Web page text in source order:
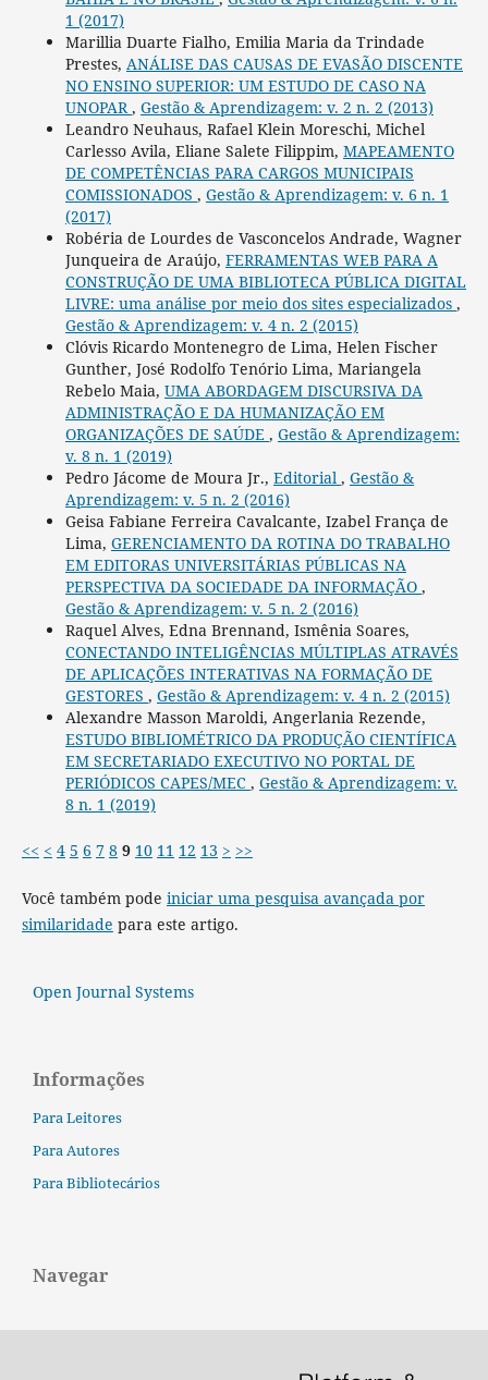
1 (2017)
Marillia Duarte Fialho, Emilia Maria da Trindade
Prestes, ANÁLISE DAS CAUSAS DE EVASÃO DISCENTE
NO ENSINO SUPERIOR: UM ESTUDO DE CASO NA
UNOPAR , Gestão & Aprendizagem: v. 2 n. 2 (2013)
Leandro Neuhaus, Rafael Klein Moreschi, Michel
Carlesso Avila, Eliane Salete Filippim, MAPEAMENTO
DE COMPETÊNCIAS PARA CARGOS MUNICIPAIS
COMISSIONADOS , Gestão & Aprendizagem: v. 6 n. 1
(2017)
Robéria de Lourdes de Vasconcelos Andrade, Wagner
Junqueira de Araújo, FERRAMENTAS WEB PARA A
CONSTRUÇÃO DE UMA BIBLIOTECA PÚBLICA DIGITAL
LIVRE: uma análise por meio dos sites especializados ,
Gestão & Aprendizagem: v. 4 n. 2 (2015)
Clóvis Ricardo Montenegro de Lima, Helen Fischer
Gunther, José Rodolfo Tenório Lima, Mariangela
Rebelo Maia, UMA ABORDAGEM DISCURSIVA DA
ADMINISTRAÇÃO E DA HUMANIZAÇÃO EM
ORGANIZAÇÕES DE SAÚDE , Gestão & Aprendizagem:
v. 8 n. 1 (2019)
Pedro Jácome de Moura Jr., Editorial , Gestão &
Aprendizagem: v. 5 n. 2 (2016)
Geisa Fabiane Ferreira Cavalcante, Izabel França de
Lima, GERENCIAMENTO DA ROTINA DO TRABALHO
EM EDITORAS UNIVERSITÁRIAS PÚBLICAS NA
PERSPECTIVA DA SOCIEDADE DA INFORMAÇÃO ,
Gestão & Aprendizagem: v. 5 n. 2 (2016)
Raquel Alves, Edna Brennand, Ismênia Soares,
CONECTANDO INTELIGÊNCIAS MÚLTIPLAS ATRAVÉS
DE APLICAÇÕES INTERATIVAS NA FORMAÇÃO DE
GESTORES , Gestão & Aprendizagem: v. 4 n. 2 (2015)
Alexandre Masson Maroldi, Angerlania Rezende,
ESTUDO BIBLIOMÉTRICO DA PRODUÇÃO CIENTÍFICA
EM SECRETARIADO EXECUTIVO NO PORTAL DE
PERIÓDICOS CAPES/MEC , Gestão & Aprendizagem: v.
8 n. 1 (2019)
<< < 4 5 6 7 8 9 10 11 12 13 > >>
Você também pode iniciar uma pesquisa avançada por
similaridade para este artigo.
Open Journal Systems
Informações
Para Leitores
Para Autores
Para Bibliotecários
Navegar